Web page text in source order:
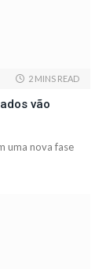
2 MINS READ
vão
uma nova fase